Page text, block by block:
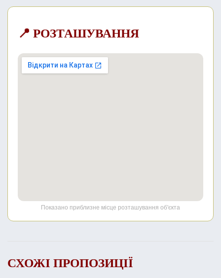
📍 РОЗТАШУВАННЯ
Показано приблизне місце розташування об'єкта
СХОЖІ ПРОПОЗИЦІЇ